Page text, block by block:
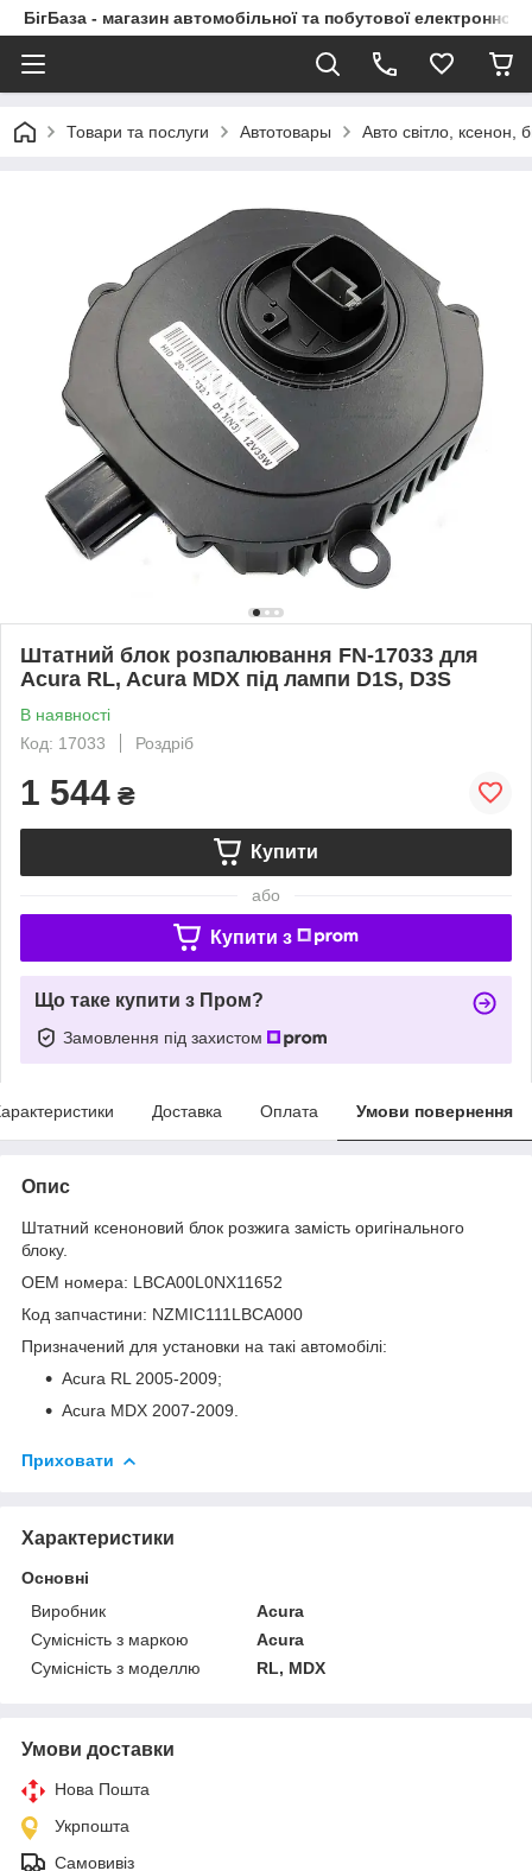
БігБаза - магазин автомобільної та побутової електронної
Товари та послуги Автотовары Авто світло, ксенон,
Штатний блок розпалювання FN-17033 для
Acura RL, Acura MDX під лампи D1S, D3S
В наявності
Код: 17033
Роздріб
1 544 ₴
Купити
або
Купити з
Що таке купити з Пром?
Замовлення під захистом
Доставка Оплата Умови повернення
Опис
Штатний ксеноновий блок розжига замість оригінального
блоку.
OEM номера: LBCA00L0NX11652
Код запчастини: NZMIC111LBCA000
Призначений для установки на такі автомобілі:
Acura RL 2005-2009;
Acura MDX 2007-2009.
Приховати
Характеристики
Основні
Виробник
Acura
Сумісність з маркою
Acura
Сумісність з моделлю
RL, MDX
Умови доставки
Нова Пошта
Укрпошта
Самовивіз